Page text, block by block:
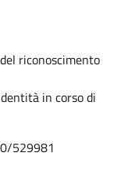
riconoscimento
in corso di
529981